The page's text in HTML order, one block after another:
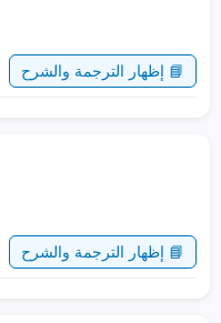
📘 إظهار الترجمة والشرح
📘 إظهار الترجمة والشرح